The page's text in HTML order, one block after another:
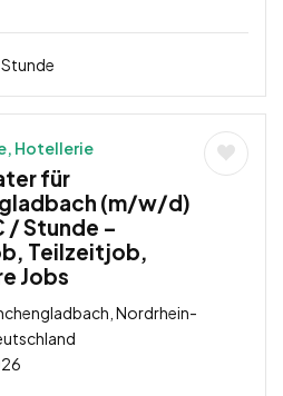
Hotellerie
für
(m/w/d)
/ Stunde –
Teilzeitjob,
Jobs
Nordrhein-